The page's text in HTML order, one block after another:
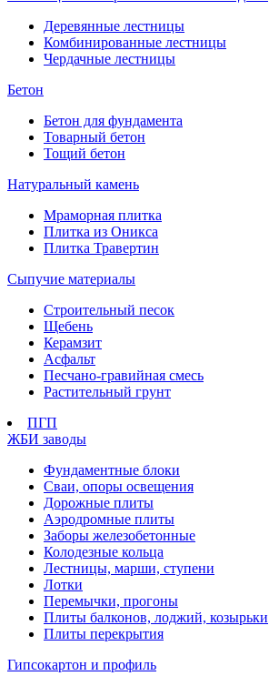
Деревянные лестницы
Комбинированные лестницы
Чердачные лестницы
Бетон
Бетон для фундамента
Товарный бетон
Тощий бетон
Натуральный камень
Мраморная плитка
Плитка из Оникса
Плитка Травертин
Сыпучие материалы
Строительный песок
Щебень
Керамзит
Асфальт
Песчано-гравийная смесь
Растительный грунт
ПГП
ЖБИ заводы
Фундаментные блоки
Сваи, опоры освещения
Дорожные плиты
Аэродромные плиты
Заборы железобетонные
Колодезные кольца
Лестницы, марши, ступени
Лотки
Перемычки, прогоны
Плиты балконов, лоджий, козырьки
Плиты перекрытия
Гипсокартон и профиль